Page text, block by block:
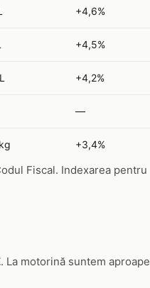
+4,6%
+4,5%
+4,2%
—
+3,4%
Fiscal. Indexarea pentru
. La motorină suntem aproape